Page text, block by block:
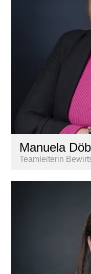
Manuela
Teamleiterin